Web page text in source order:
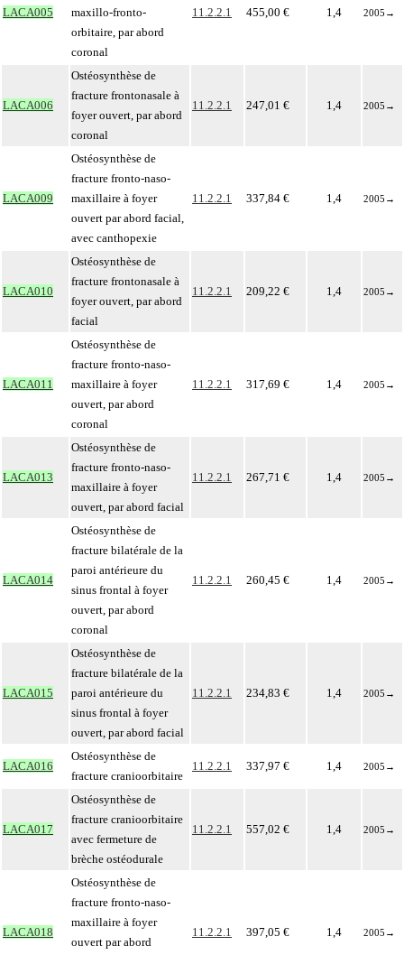
LACA005
maxillo-fronto-
orbitaire, par abord
coronal
11.2.2.1 455,00 € 1,4 2005 →
LACA006
Ostéosynthèse de
fracture frontonasale à
foyer ouvert, par abord
coronal
11.2.2.1 247,01 € 1,4 2005 →
LACA009
Ostéosynthèse de
fracture fronto-naso-
maxillaire à foyer
ouvert par abord facial,
avec canthopexie
11.2.2.1 337,84 € 1,4 2005 →
LACA010
Ostéosynthèse de
fracture frontonasale à
foyer ouvert, par abord
facial
11.2.2.1 209,22 € 1,4 2005 →
LACA011
Ostéosynthèse de
fracture fronto-naso-
maxillaire à foyer
ouvert, par abord
coronal
11.2.2.1 317,69 € 1,4 2005 →
LACA013
Ostéosynthèse de
fracture fronto-naso-
maxillaire à foyer
ouvert, par abord facial
11.2.2.1 267,71 € 1,4 2005 →
LACA014
Ostéosynthèse de
fracture bilatérale de la
paroi antérieure du
sinus frontal à foyer
ouvert, par abord
coronal
11.2.2.1 260,45 € 1,4 2005 →
LACA015
Ostéosynthèse de
fracture bilatérale de la
paroi antérieure du
sinus frontal à foyer
ouvert, par abord facial
11.2.2.1 234,83 € 1,4 2005 →
LACA016
Ostéosynthèse de
fracture cranioorbitaire
11.2.2.1 337,97 € 1,4 2005 →
LACA017
Ostéosynthèse de
fracture cranioorbitaire
avec fermeture de
brèche ostéodurale
11.2.2.1 557,02 € 1,4 2005 →
LACA018
Ostéosynthèse de
fracture fronto-naso-
maxillaire à foyer
ouvert par abord
11.2.2.1 397,05 € 1,4 2005 →